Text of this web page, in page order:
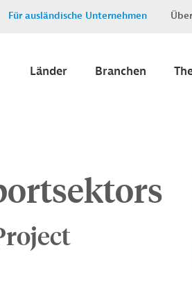
Für ausländische Unternehmen
Länder Branchen